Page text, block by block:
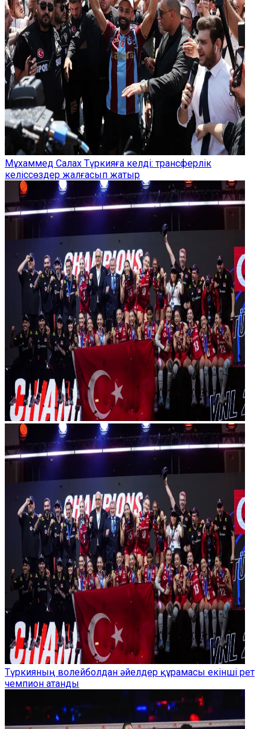
Мұхаммед Салах Түркияға келді: трансферлік
келіссөздер жалғасып жатыр
Түркияның волейболдан әйелдер құрамасы екінші рет
чемпион атанды